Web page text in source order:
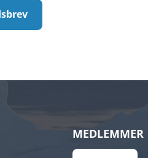
MEDLEMMER